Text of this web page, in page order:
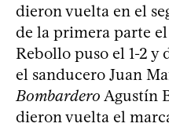
dieron vuelta en el
de la primera parte
Rebollo puso el 1-2 y
el sanducero Juan
Bombardero Agustín
dieron vuelta el